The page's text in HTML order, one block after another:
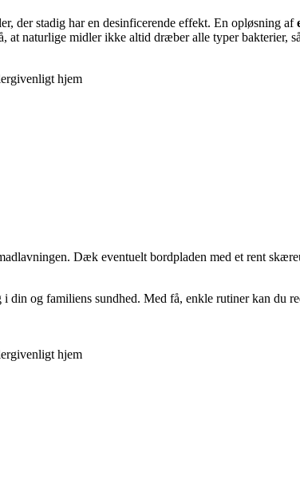
der stadig har en desinficerende effekt. En opløsning af
naturlige midler ikke altid dræber alle typer bakterier,
hjem
Dæk eventuelt bordpladen med et rent
din og familiens sundhed. Med få, enkle rutiner kan du
hjem